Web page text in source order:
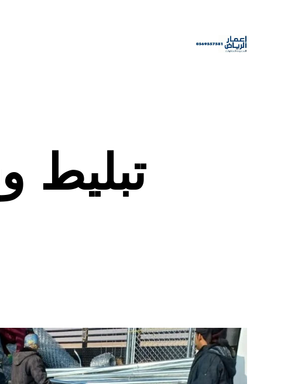
تبليط